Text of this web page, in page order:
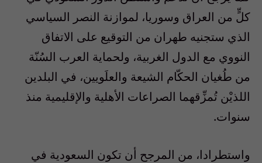
كلٍّ من العراق وسوريا، لموازنة النصر السياسي
الذي ستجنيه طهران من التوقيع على الاتفاق
النووي مع الدول الغربية، ولحماية العرب السُنّة
من طُغيان الحكّام الشيعة والعلَويين، في البلدين
اللذيْن تُمزِّقهما الصراعات الأهلية والإقليمية منذ
سنوات.
واستطرادا، من المرجح أن تكون السعودية في